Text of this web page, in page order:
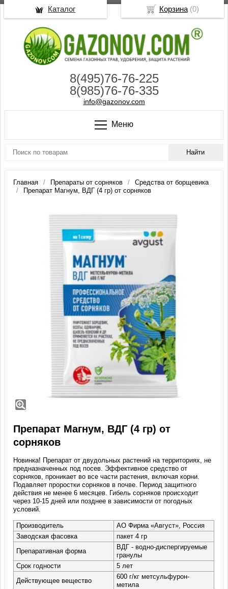
8(495)76-76-225
8(985)76-76-335
info@gazonov.com
Меню
Главная Препараты от сорняков
Средства от борщевика
Препарат Магнум, ВДГ (4 гр) от сорняков
Препарат Магнум, ВДГ (4 гр) от
сорняков
Новинка! Препарат от двудольных растений на территориях, не
предназначенных под посев. Эффективное средство от
сорняков, проникает во все части растения, включая корни.
Подавляет проростки сорняков в почве. Период защитного
действия не менее 6 месяцев. Гибель сорняков происходит
через 10-15 дней или позднее в зависимости от погодных
условий.
Производитель
АО Фирма «Август», Россия
Заводская фасовка
пакет 4 гр
Препаративная форма
ВДГ - водно-диспергируемые
гранулы
Срок годности
5 лет
Действующее вещество
600 г/кг метсульфурон-
метила
Корзина(0)
Каталог